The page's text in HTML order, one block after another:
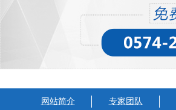
网站简介 专家团队